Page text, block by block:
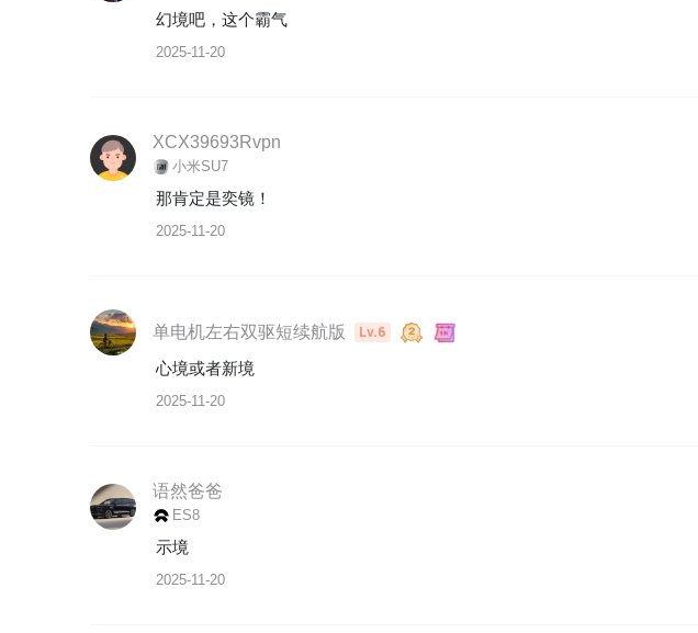
幻境吧，这个霸气
2025-11-20
XCX39693Rvpn
小米SU7
那肯定是奕镜！
2025-11-20
单电机左右双驱短续航版
Lv.6
心境或者新境
2025-11-20
语然爸爸
ES8
示境
2025-11-20